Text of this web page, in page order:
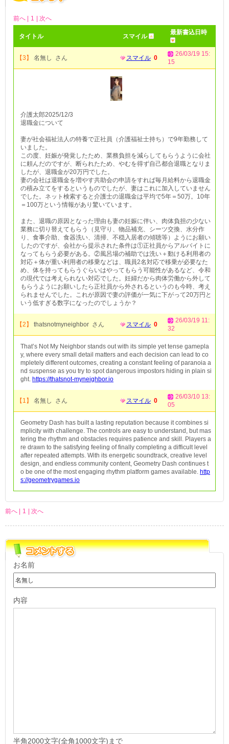
前へ | 1 | 次へ
タイトル スマイル
最新書込日時
【3】 名無し さん スマイル 0
26/03/19 15:
15
介護太郎2025/12/3
退職金について
妻が社会福祉法人の特養で正社員（介護福祉士持ち）で9年勤務して
いました。
この度、妊娠が発覚したため、業務負担を減らしてもらうように会社
に頼んだのですが、断られたため、やむを得ず自己都合退職となりま
したが、退職金が20万円でした。
妻の会社は退職金を増やす共助会の申請をすれば毎月給料から退職金
の積み立てをするというものでしたが、妻はこれに加入していません
でした。ネット検索すると介護士の退職金は平均で5年＝50万。10年
＝100万という情報があり驚いています。
また、退職の原因となった理由も妻の妊娠に伴い、肉体負担の少ない
業務に切り替えてもらう（見守り、物品補充、シーツ交換、水分作
り、食事介助、食器洗い、清掃、不穏入居者の傾聴等）ようにお願い
したのですが、会社から提示された条件は①正社員からアルバイトに
なってもらう必要がある。②風呂場の補助では洗い＋動ける利用者の
対応＋体が重い利用者の移乗などは、職員2名対応で移乗が必要なた
め、体を持ってもらうぐらいはやってもらう可能性があるなど、令和
の現代では考えられない対応でした。妊婦だから肉体労働から外して
もらうようにお願いしたら正社員から外されるというのも今時、考え
られませんでした。これが原因で妻の評価が一気に下がって20万円と
いう低すぎる数字になったのでしょうか？
【2】 thatsnotmyneighbor さん スマイル 0
26/03/19 11:
32
That’s Not My Neighbor stands out with its simple yet tense gamepla
y, where every small detail matters and each decision can lead to co
mpletely different outcomes, creating a constant feeling of paranoia a
nd suspense as you try to spot dangerous impostors hiding in plain si
ght. https://thatsnot-myneighbor.io
【1】 名無し さん スマイル 0
26/03/10 13:
05
Geometry Dash has built a lasting reputation because it combines si
mplicity with challenge. The controls are easy to understand, but mas
tering the rhythm and obstacles requires patience and skill. Players a
re drawn to the satisfying feeling of finally completing a difficult level
after repeated attempts. With its energetic soundtrack, creative level
design, and endless community content, Geometry Dash continues t
o be one of the most engaging rhythm platform games available. http
s://geometrygames.io
前へ | 1 | 次へ
お名前
内容
半角2000文字(全角1000文字)まで